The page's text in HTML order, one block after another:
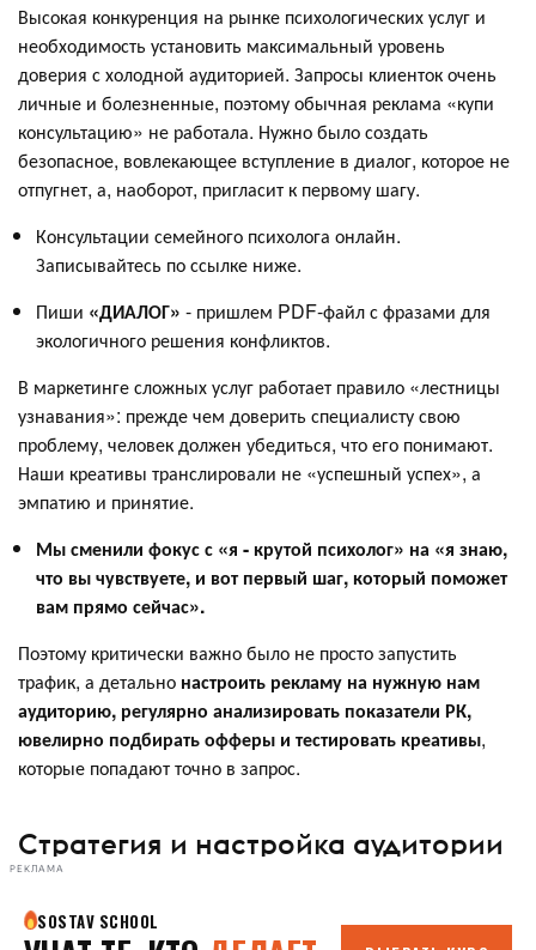
Высокая конкуренция на рынке психологических услуг и
необходимость установить максимальный уровень
доверия с холодной аудиторией. Запросы клиенток очень
личные и болезненные, поэтому обычная реклама «купи
консультацию» не работала. Нужно было создать
безопасное, вовлекающее вступление в диалог, которое не
отпугнет, а, наоборот, пригласит к первому шагу.
Консультации семейного психолога онлайн.
Записывайтесь по ссылке ниже.
Пиши «ДИАЛОГ» - пришлем PDF-файл с фразами для
экологичного решения конфликтов.
В маркетинге сложных услуг работает правило «лестницы
узнавания»: прежде чем доверить специалисту свою
проблему, человек должен убедиться, что его понимают.
Наши креативы транслировали не «успешный успех», а
эмпатию и принятие.
Мы сменили фокус с «я - крутой психолог» на «я знаю,
что вы чувствуете, и вот первый шаг, который поможет
вам прямо сейчас».
Поэтому критически важно было не просто запустить
трафик, а детально настроить рекламу на нужную нам
аудиторию, регулярно анализировать показатели РК,
ювелирно подбирать офферы и тестировать креативы,
которые попадают точно в запрос.
Стратегия и настройка аудитории
РЕКЛАМА